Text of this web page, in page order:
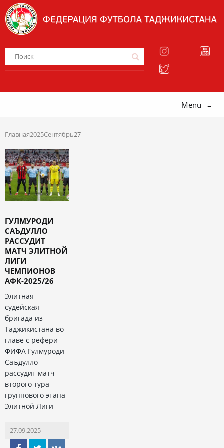
Menu ≡
Главная2025Сентябрь27
ГУЛМУРОДИ
САЪДУЛЛО
РАССУДИТ
МАТЧ ЭЛИТНОЙ
ЛИГИ
ЧЕМПИОНОВ
АФК-2025/26
Элитная
судейская
бригада из
Таджикистана во
главе с рефери
ФИФА Гулмуроди
Саъдулло
рассудит матч
второго тура
группового этапа
Элитной Лиги
27.09.2025